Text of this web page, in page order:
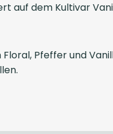
auf dem Kultivar
Pfeffer und